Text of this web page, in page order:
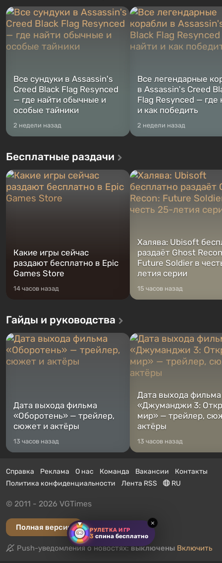
РУЛЕТКА ИГР
3 спина бесплатно
×
Жанр и...
Место действия Fallout...
Все сундуки в Assassin's
Creed Black Flag Resynced
— где найти обычные и
особые тайники
2 недели назад
Все легендарные
в Assassin's Creed
Flag Resynced — где
и как победить
2 недели назад
Бесплатные раздачи
Какие игры сейчас
раздают бесплатно в Epic
Games Store
14 часов назад
Халява: Ubisoft
раздаёт Ghost
Future Soldier в
летия серии
15 часов назад
Гайды и руководства
Дата выхода фильма
«Оборотень» — трейлер,
сюжет и актёры
13 часов назад
Дата выхода фильма
«Джуманджи 3:
мир» — трейлер,
актёры
13 часов назад
Справка Реклама О нас Команда Вакансии
Контакты
Политика конфиденциальности
Лента RSS RU
© 2011 - 2026 VGTimes
Полная версия
Push-уведомления о новостях:выключены Включить